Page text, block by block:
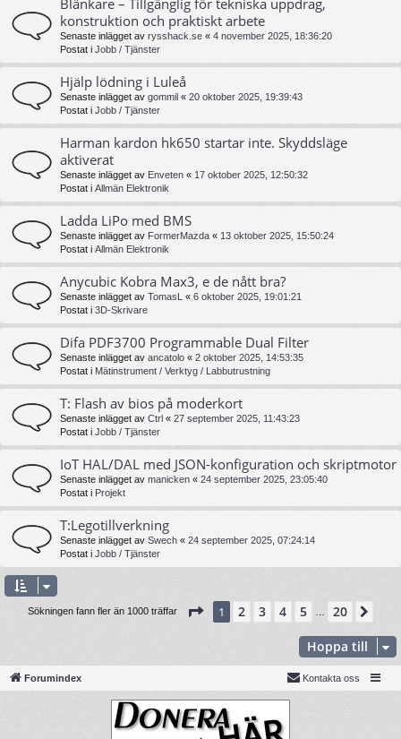
Blänkare – Tillgänglig för tekniska uppdrag,
konstruktion och praktiskt arbete
Senaste inlägget av rysshack.se « 4 november 2025, 18:36:20
Postat i Jobb / Tjänster
Hjälp lödning i Luleå
Senaste inlägget av gommil « 20 oktober 2025, 19:39:43
Postat i Jobb / Tjänster
Harman kardon hk650 startar inte. Skyddsläge
aktiverat
Senaste inlägget av Enveten « 17 oktober 2025, 12:50:32
Postat i Allmän Elektronik
Ladda LiPo med BMS
Senaste inlägget av FormerMazda « 13 oktober 2025, 15:50:24
Postat i Allmän Elektronik
Anycubic Kobra Max3, e de nått bra?
Senaste inlägget av TomasL « 6 oktober 2025, 19:01:21
Postat i 3D-Skrivare
Difa PDF3700 Programmable Dual Filter
Senaste inlägget av ancatolo « 2 oktober 2025, 14:53:35
Postat i Mätinstrument / Verktyg / Labbutrustning
T: Flash av bios på moderkort
Senaste inlägget av Ctrl « 27 september 2025, 11:43:23
Postat i Jobb / Tjänster
IoT HAL/DAL med JSON-konfiguration och skriptmotor
Senaste inlägget av manicken « 24 september 2025, 23:05:40
Postat i Projekt
T:Legotillverkning
Senaste inlägget av Swech « 24 september 2025, 07:24:14
Postat i Jobb / Tjänster
Sökningen fann fler än 1000 träffar Sida 1av20
1 2 3 4 5 20
Hoppa till
Forumindex Kontakta oss